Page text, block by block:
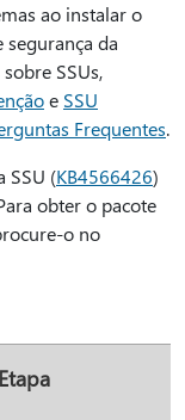
ao instalar o
segurança da
SSUs,
e SSU
Frequentes.
SSU (KB4566426)
obter o pacote
o no